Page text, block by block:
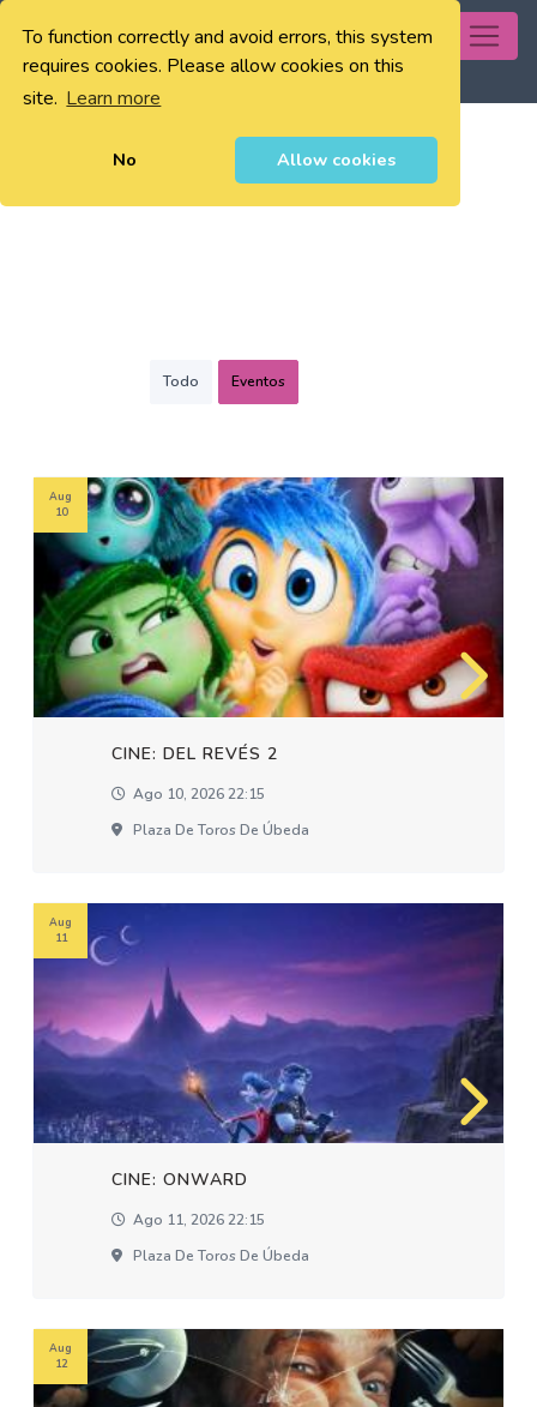
To function correctly and avoid errors, this system
requires cookies. Please allow cookies on this
site. Learn more
No Allow cookies
0
Todo Eventos
CINE: DEL REVÉS 2
Ago 10, 2026 22:15
Plaza De Toros De Úbeda
Aug
10
CINE: ONWARD
Ago 11, 2026 22:15
Plaza De Toros De Úbeda
Aug
11
Aug
12